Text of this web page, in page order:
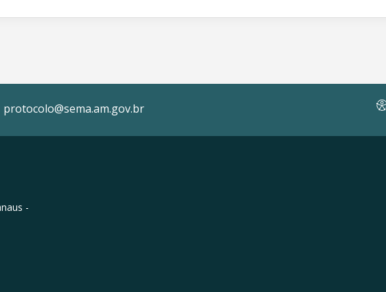
protocolo@sema.am.gov.br
-